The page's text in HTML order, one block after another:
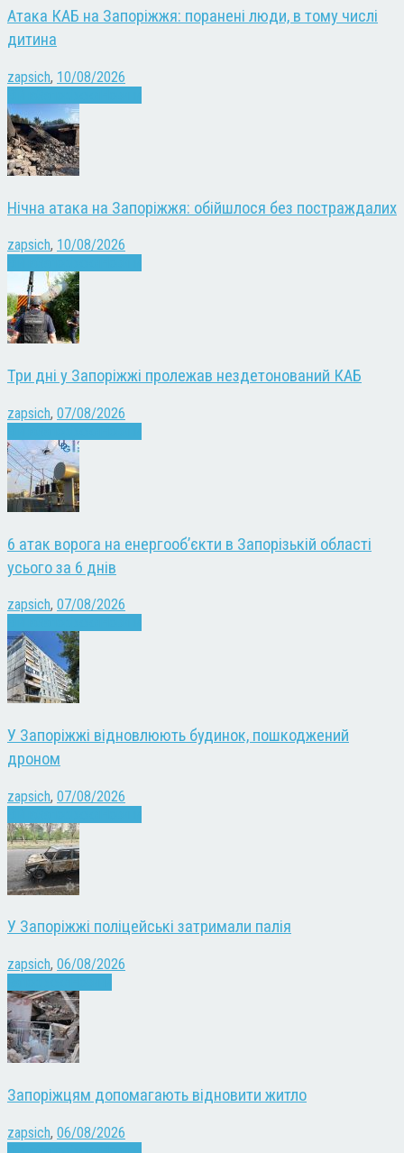
Атака КАБ на Запоріжжя: поранені люди, в тому числі
дитина
zapsich, 10/08/2026
Нічна атака на Запоріжжя: обійшлося без постраждалих
zapsich, 10/08/2026
Три дні у Запоріжжі пролежав нездетонований КАБ
zapsich, 07/08/2026
6 атак ворога на енергооб’єкти в Запорізькій області
усього за 6 днів
zapsich, 07/08/2026
У Запоріжжі відновлюють будинок, пошкоджений
дроном
zapsich, 07/08/2026
У Запоріжжі поліцейські затримали палія
zapsich, 06/08/2026
Запоріжцям допомагають відновити житло
zapsich, 06/08/2026